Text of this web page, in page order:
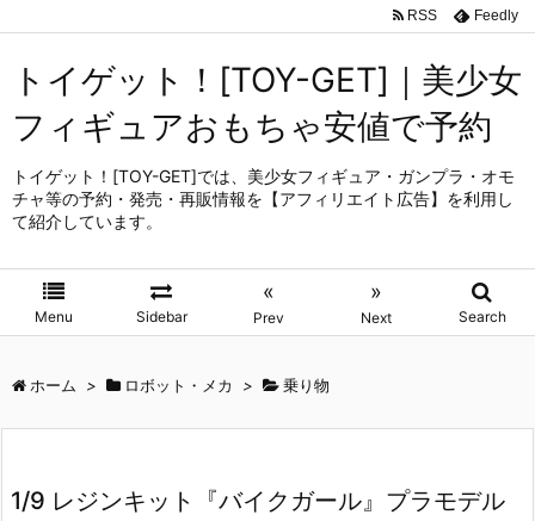
トイゲット！[TOY-GET]｜美少女
フィギュアおもちゃ安値で予約
トイゲット！[TOY-GET]では、美少女フィギュア・ガンプラ・オモ
チャ等の予約・発売・再販情報を【アフィリエイト広告】を利用し
て紹介しています。
Menu Sidebar
«
Prev
»
Next Search
RSS Feedly
ホーム > ロボット・メカ > 乗り物
1/9 レジンキット『バイクガール』プラモデル